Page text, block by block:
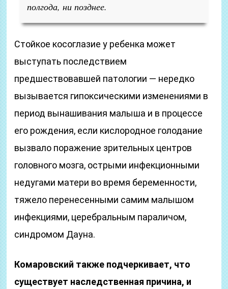
полгода, ни позднее.
Стойкое косоглазие у ребенка может
выступать последствием
предшествовавшей патологии — нередко
вызывается гипоксическими изменениями в
период вынашивания малыша и в процессе
его рождения, если кислородное голодание
вызвало поражение зрительных центров
головного мозга, острыми инфекционными
недугами матери во время беременности,
тяжело перенесенными самим малышом
инфекциями, церебральным параличом,
синдромом Дауна.
Комаровский также подчеркивает, что
существует наследственная причина, и